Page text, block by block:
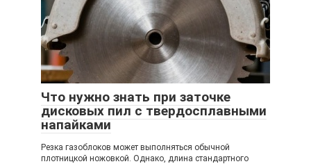
Что нужно знать при заточке
дисковых пил с твердосплавными
напайками
Резка газоблоков может выполняться обычной
плотницкой ножовкой. Однако, длина стандартного